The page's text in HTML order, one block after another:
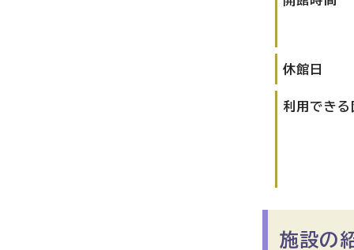
休館日
利用できる
施設の